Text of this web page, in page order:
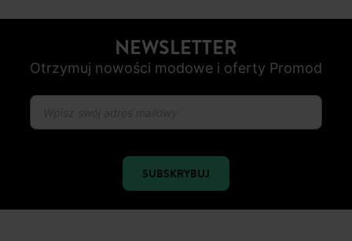
NEWSLETTER
Otrzymuj nowości modowe i oferty Promod
SUBSKRYBUJ